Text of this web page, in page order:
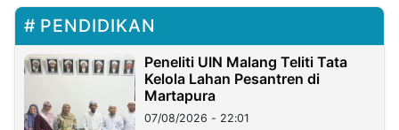
PENDIDIKAN
Peneliti UIN Malang Teliti Tata
Kelola Lahan Pesantren di
Martapura
07/08/2026 - 22:01